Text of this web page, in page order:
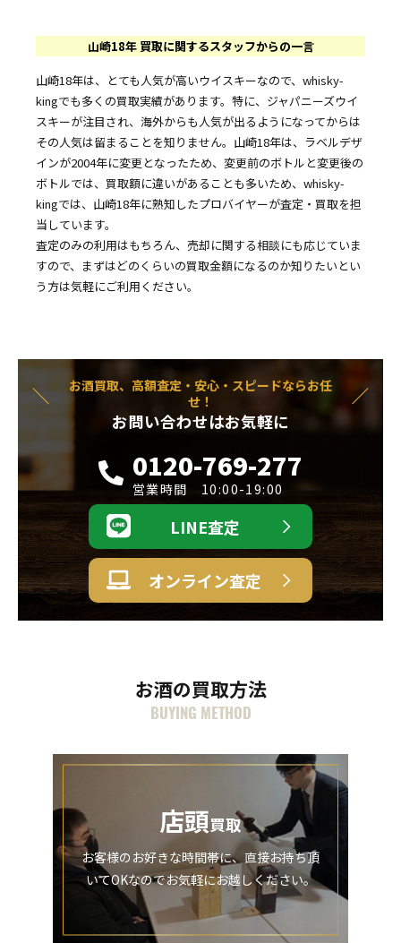
山崎18年 買取に関するスタッフからの一言
山崎18年は、とても人気が高いウイスキーなので、whisky-
kingでも多くの買取実績があります。特に、ジャパニーズウイ
スキーが注目され、海外からも人気が出るようになってからは
その人気は留まることを知りません。山崎18年は、ラベルデザ
インが2004年に変更となったため、変更前のボトルと変更後の
ボトルでは、買取額に違いがあることも多いため、whisky-
kingでは、山崎18年に熟知したプロバイヤーが査定・買取を担
当しています。
査定のみの利用はもちろん、売却に関する相談にも応じていま
すので、まずはどのくらいの買取金額になるのか知りたいとい
う方は気軽にご利用ください。
お酒買取、高額査定・安心・スピードならお任
せ！
お問い合わせはお気軽に
0120-769-277
営業時間 10:00-19:00
LINE査定
オンライン査定
お酒の買取方法
BUYING METHOD
店頭買取
お客様のお好きな時間帯に、直接お持ち頂
いてOKなのでお気軽にお越しください。